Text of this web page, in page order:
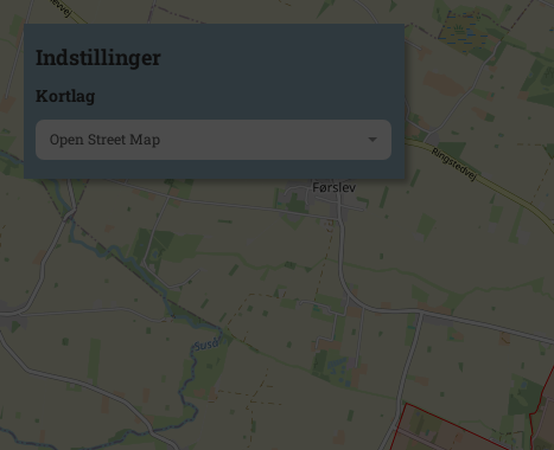
Indstillinger
Kortlag
Open Street Map